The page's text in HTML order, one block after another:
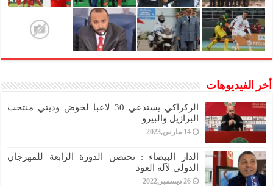
أخر الفيديوهات
الركراكي يستدعي 30 لاعبا لخوض وديتي منتخب
البرازيل والبيرو
14 مارس,2023
الدار البيضاء : تحتضن الدورة الرابعة للمهرجان
الدولي لآلة العود
26 ديسمبر,2022